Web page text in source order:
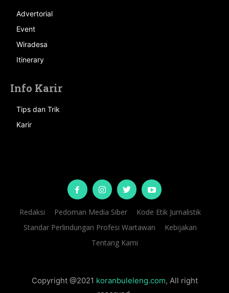
Advertorial
Event
Wiradesa
Itinerary
Info Karir
Tips dan Trik
Karir
Redaksi Pedoman Media Siber
Kode Etik Jurnalistik
Standar Perlindungan Profesi Wartawan
Kebijakan
Tentang Kami
Copyright @2021 koranbuleleng.com, All right